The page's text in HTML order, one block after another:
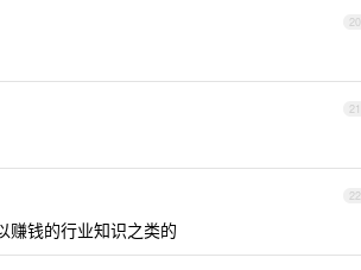
20
21
22
赚钱的行业知识之类的